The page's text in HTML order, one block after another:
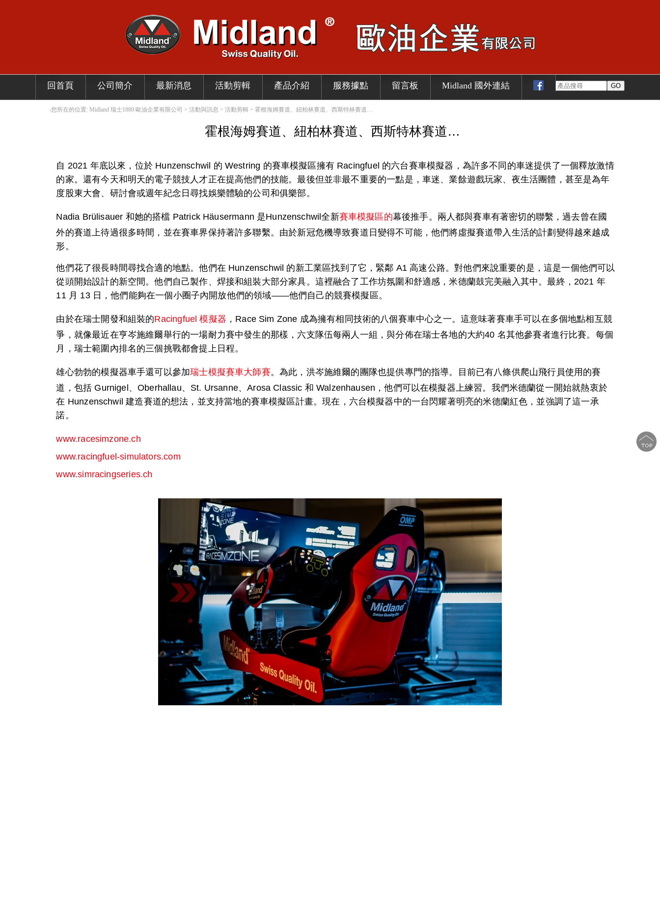
回首頁 公司簡介 最新消息 活動剪輯 產品介紹 服務據點 留言板 Midland 國外連結
‧您所在的位置: Midland 瑞士1880 歐油企業有限公司 > 活動與訊息 > 活動剪輯 > 霍根海姆賽道、紐柏林賽道、西斯特林賽道…
霍根海姆賽道、紐柏林賽道、西斯特林賽道…
自 2021 年底以來，位於 Hunzenschwil 的 Westring 的賽車模擬區擁有 Racingfuel 的六台賽車模擬器，為許多不同的車迷提供了一個釋放激情
的家。還有今天和明天的電子競技人才正在提高他們的技能。最後但並非最不重要的一點是，車迷、業餘遊戲玩家、夜生活團體，甚至是為年
度股東大會、研討會或週年紀念日尋找娛樂體驗的公司和俱樂部。
Nadia Brülisauer 和她的搭檔 Patrick Häusermann 是Hunzenschwil全新賽車模擬區的幕後推手。兩人都與賽車有著密切的聯繫，過去曾在國
外的賽道上待過很多時間，並在賽車界保持著許多聯繫。由於新冠危機導致賽道日變得不可能，他們將虛擬賽道帶入生活的計劃變得越來越成
形。
他們花了很長時間尋找合適的地點。他們在 Hunzenschwil 的新工業區找到了它，緊鄰 A1 高速公路。對他們來說重要的是，這是一個他們可以
從頭開始設計的新空間。他們自己製作、焊接和組裝大部分家具。這裡融合了工作坊氛圍和舒適感，米德蘭鼓完美融入其中。最終，2021 年
11 月 13 日，他們能夠在一個小圈子內開放他們的領域——他們自己的競賽模擬區。
由於在瑞士開發和組裝的Racingfuel 模擬器 ，Race Sim Zone 成為擁有相同技術的八個賽車中心之一。這意味著賽車手可以在多個地點相互競
爭，就像最近在亨岑施維爾舉行的一場耐力賽中發生的那樣，六支隊伍每兩人一組，與分佈在瑞士各地的大約40 名其他參賽者進行比賽。每個
月，瑞士範圍內排名的三個挑戰都會提上日程。
雄心勃勃的模擬器車手還可以參加瑞士模擬賽車大師賽。為此，洪岑施維爾的團隊也提供專門的指導。目前已有八條供爬山飛行員使用的賽
道，包括 Gurnigel、Oberhallau、St. Ursanne、Arosa Classic 和 Walzenhausen，他們可以在模擬器上練習。我們米德蘭從一開始就熱衷於
在 Hunzenschwil 建造賽道的想法，並支持當地的賽車模擬區計畫。現在，六台模擬器中的一台閃耀著明亮的米德蘭紅色，並強調了這一承
諾。
www.racesimzone.ch
www.racingfuel-simulators.com
www.simracingseries.ch